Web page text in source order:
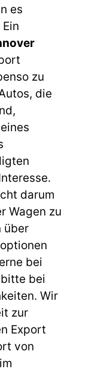
es
zu
die
darum
Wagen zu
über
bei
bitte bei
Wir
zur
Export
von